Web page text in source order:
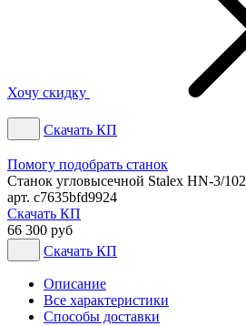
Хочу скидку
Скачать КП
Помогу подобрать станок
Станок угловысечной Stalex HN-3/102
арт. c7635bfd9924
Скачать КП
66 300 руб
Скачать КП
Описание
Все характеристики
Способы доставки